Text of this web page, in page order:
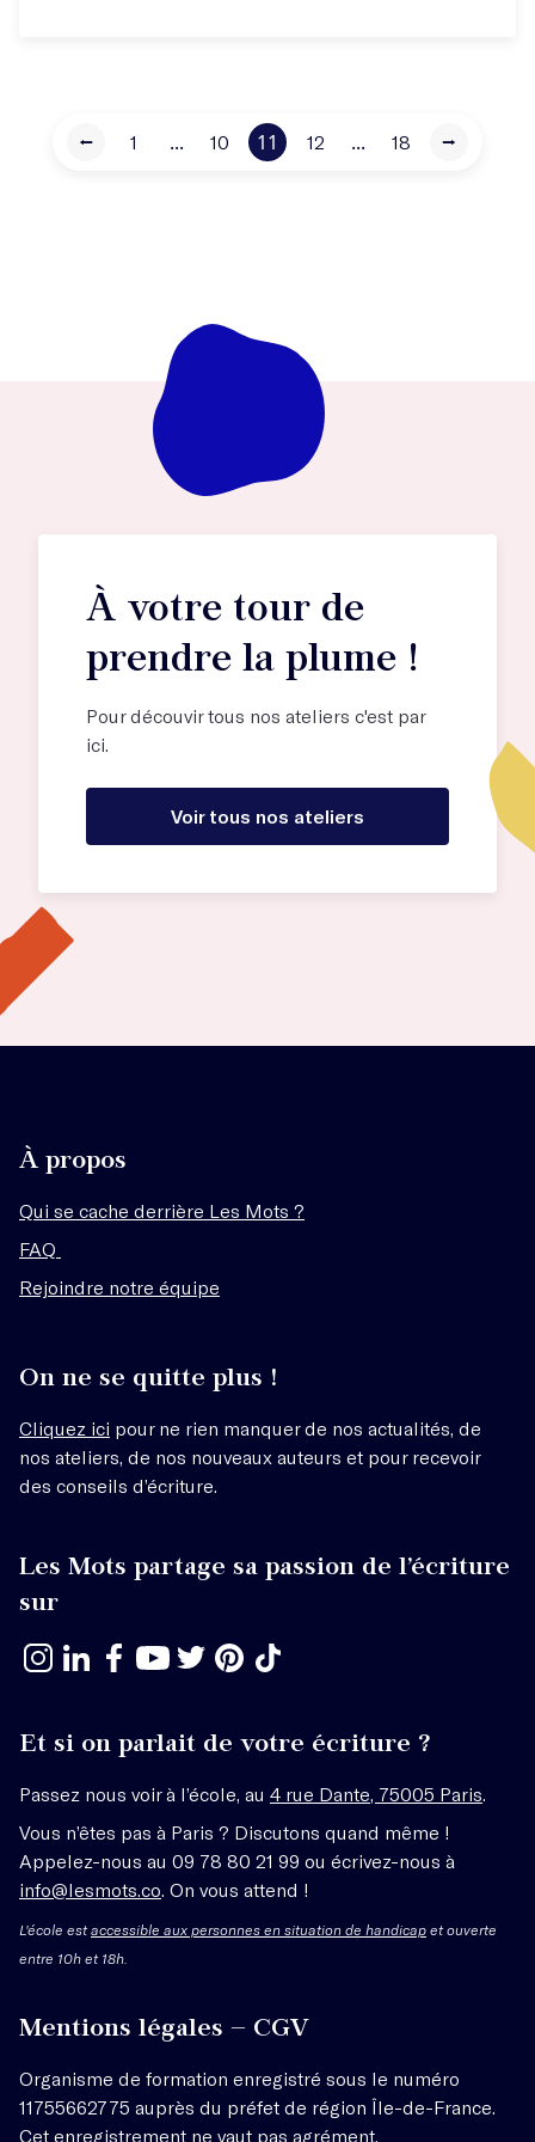
⭠ 1 ... 10 11 12 ... 18 ⭢
À votre tour de
prendre la plume !
Pour découvir tous nos ateliers c'est par
ici.
Voir tous nos ateliers
À propos
Qui se cache derrière Les Mots ?
FAQ
Rejoindre notre équipe
On ne se quitte plus !
Cliquez ici pour ne rien manquer de nos actualités, de
nos ateliers, de nos nouveaux auteurs et pour recevoir
des conseils d’écriture.
Les Mots partage sa passion de l’écriture
sur
Et si on parlait de votre écriture ?
Passez nous voir à l’école, au 4 rue Dante, 75005 Paris
Vous n’êtes pas à Paris ? Discutons quand même !
Appelez-nous au 09 78 80 21 99 ou écrivez-nous à
info@lesmots.co . On vous attend !
L'école estaccessible aux personnes en situation de handicap et ouverte
entre 10h et 18h.
Mentions légales – CGV
Organisme de formation enregistré sous le numéro
11755662775 auprès du préfet de région Île-de-France.
Cet enregistrement ne vaut pas agrément.